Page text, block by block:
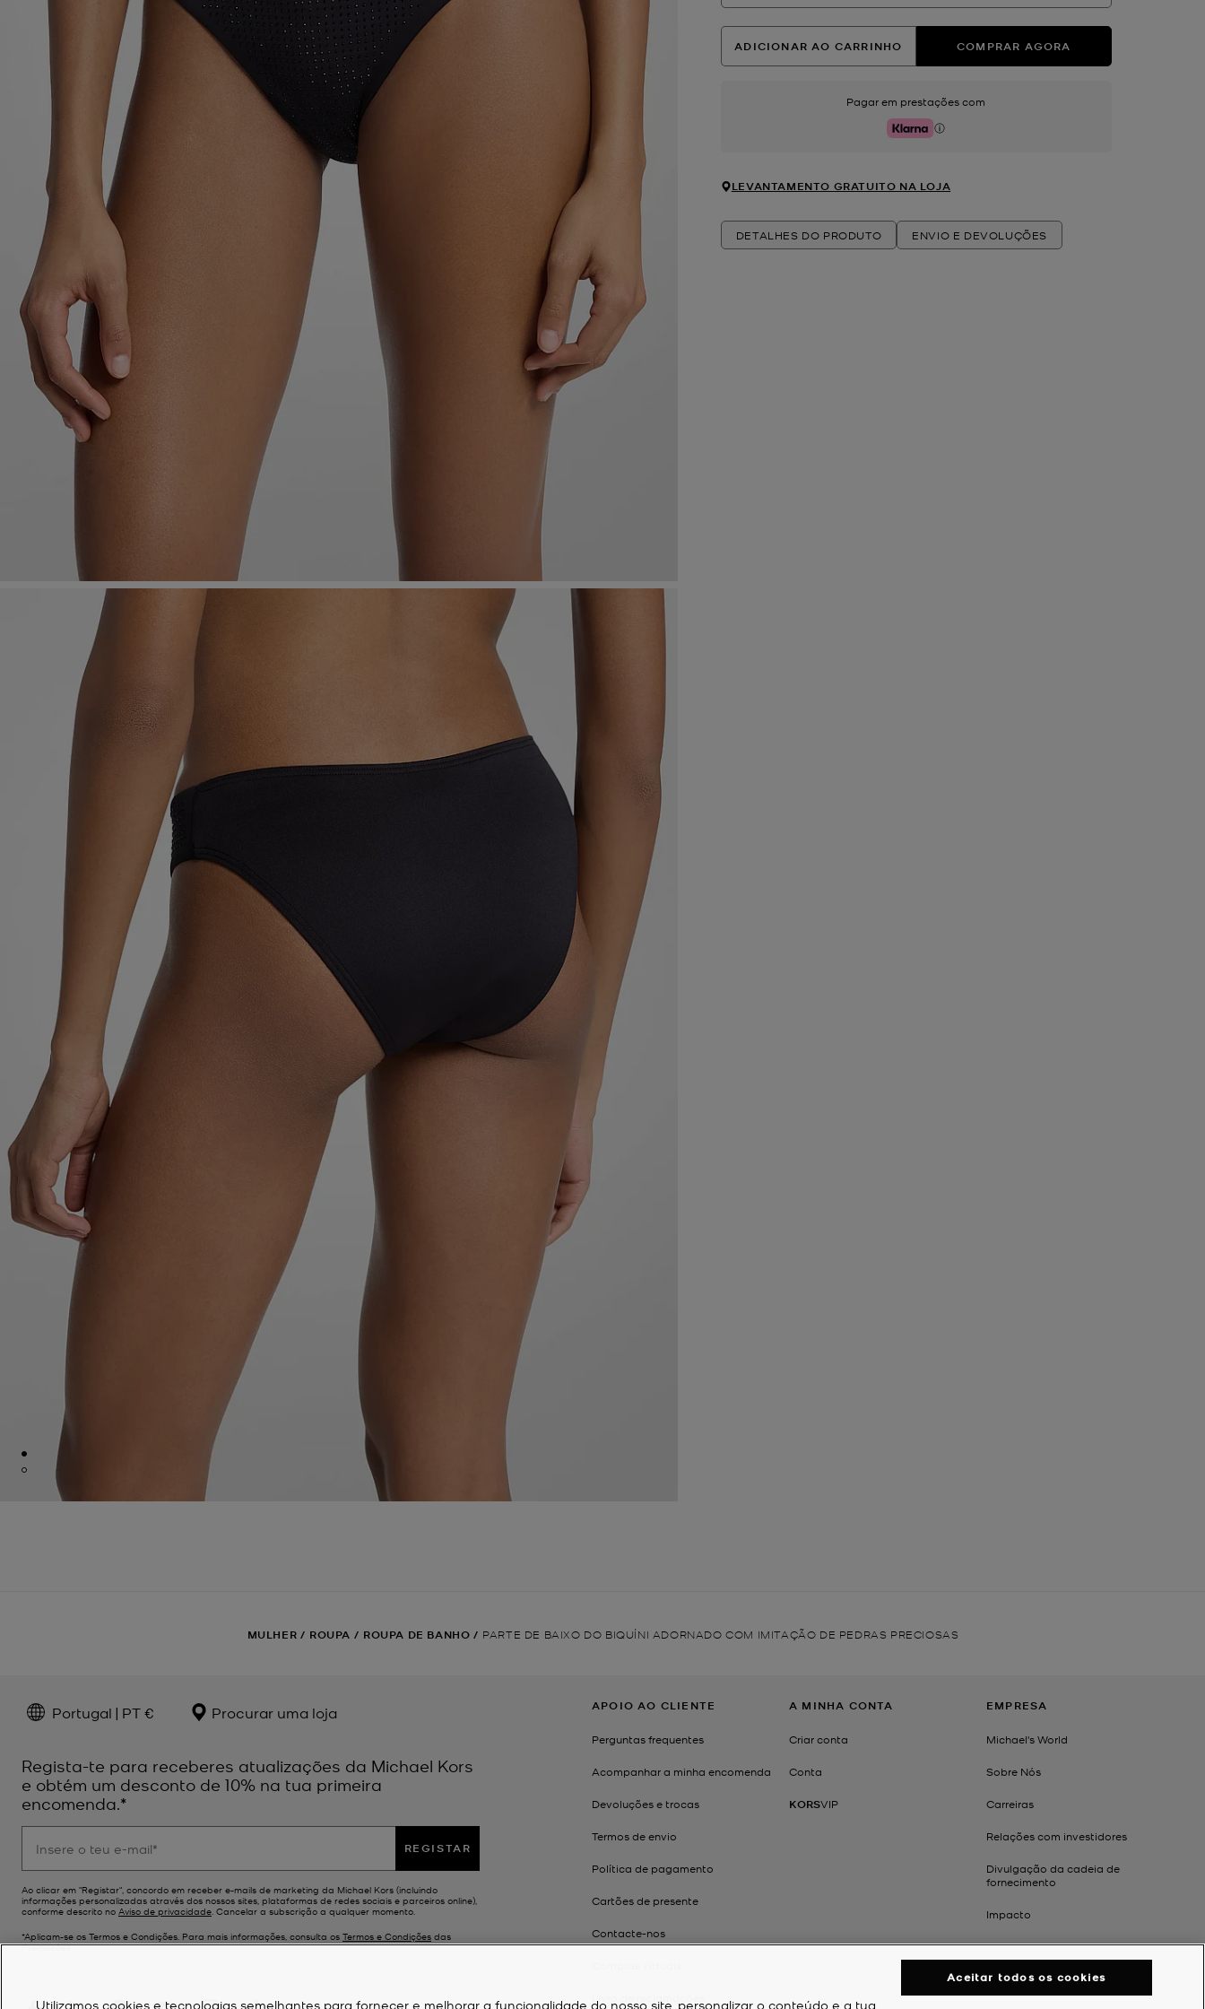
ADICIONAR AO CARRINHO COMPRAR AGORA
Pagar em prestações com
Klarna
LEVANTAMENTO GRATUITO NA LOJA
DETALHES DO PRODUTO ENVIO E DEVOLUÇÕES
MULHER / ROUPA / ROUPA DE BANHO / PARTE DE BAIXO DO BIQUÍNI ADORNADO COM IMITAÇÃO DE PEDRAS PRECIOSAS
Portugal | PT € Procurar uma loja
Regista-te para receberes atualizações da Michael Kors
e obtém um desconto de 10% na tua primeira
encomenda.*
REGISTAR
Ao clicar em "Registar", concordo em receber e-mails de marketing da Michael Kors (incluindo
informações personalizadas através dos nossos sites, plataformas de redes sociais e parceiros online),
conforme descrito no Aviso de privacidade. Cancelar a subscrição a qualquer momento.
*Aplicam-se os Termos e Condições. Para mais informações, consulta os Termos e Condições das
Promoções.
APOIO AO CLIENTE
Perguntas frequentes
Acompanhar a minha encomenda
Devoluções e trocas
Termos de envio
Política de pagamento
Cartões de presente
Contacte-nos
A MINHA CONTA
Criar conta
Conta
KORSVIP
EMPRESA
Michael's World
Sobre Nós
Carreiras
Relações com investidores
Divulgação da cadeia de
fornecimento
Impacto
Utilizamos cookies e tecnologias semelhantes para fornecer e melhorar a funcionalidade do nosso site, personalizar o conteúdo e a tua
Aceitar todos os cookies